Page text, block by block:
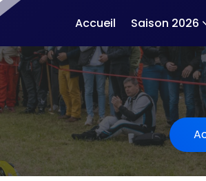
Accueil Saison 2026